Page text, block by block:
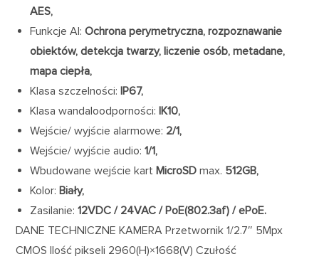
AES,
Funkcje AI: Ochrona perymetryczna, rozpoznawanie
obiektów, detekcja twarzy, liczenie osób, metadane,
mapa ciepła,
Klasa szczelności:IP67,
Klasa wandaloodporności:IK10,
Wejście/ wyjście alarmowe: 2/1,
Wejście/ wyjście audio: 1/1,
Wbudowane wejście kart MicroSDmax. 512GB,
Kolor:Biały,
Zasilanie:12VDC / 24VAC / PoE(802.3af) / ePoE.
DANE TECHNICZNE KAMERA Przetwornik 1/2.7″ 5Mpx
CMOS Ilość pikseli 2960(H)×1668(V) Czułość